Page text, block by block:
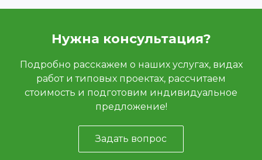
Нужна консультация?
Подробно расскажем о наших услугах, видах
работ и типовых проектах, рассчитаем
стоимость и подготовим индивидуальное
предложение!
Задать вопрос